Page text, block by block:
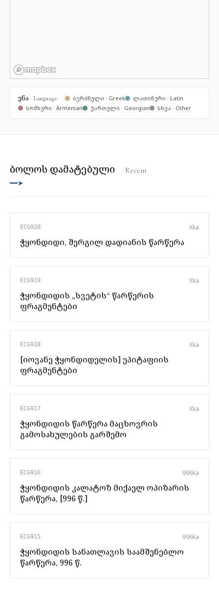
ენა · Language ბერძნული · Greek
ლათინური · Latin
სომხური · Armenian
ქართული · Georgian სხვა · Other
ბოლოს დამატებული · Recent
━━➤
ECG920 Xka
ჭყონდიდი, შერგილ დადიანის წარწერა
ECG919 Xka
ჭყონდიდის „სვეტის“ წარწერის
ფრაგმენტები
ECG918 Xka
[იოვანე ჭყონდიდელის] ეპიტაფიის
ფრაგმენტები
ECG917 Xka
ჭყონდიდის წარწერა მაცხოვრის
გამოსახულების გარშემო
ECG916 996ka
ჭყონდიდის კალატოზ მიქაელ ოპიზარის
წარწერა, [996 წ.]
ECG915 996ka
ჭყონდიდის სანათლავის საამშენებლო
წარწერა, 996 წ.